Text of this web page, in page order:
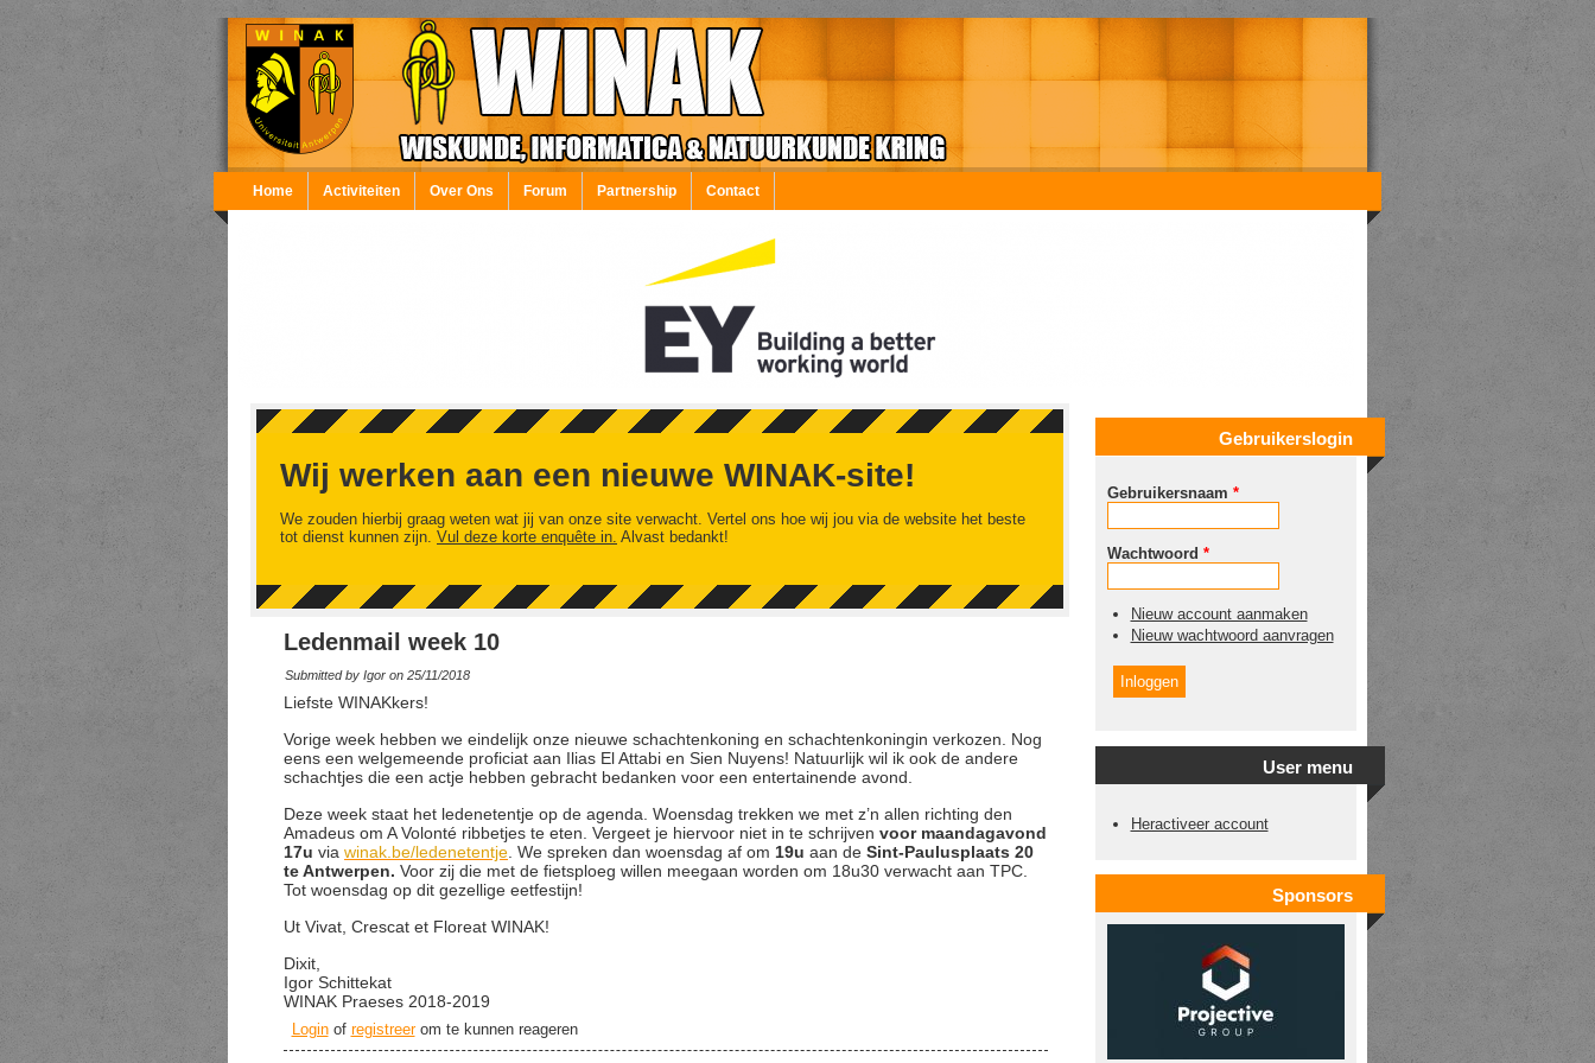
Overslaan en naar de inhoud gaan
Home Activiteiten Over Ons Forum Partnership Contact
Wij werken aan een nieuwe WINAK-site!
We zouden hierbij graag weten wat jij van onze site verwacht. Vertel ons hoe wij jou via de website het beste
tot dienst kunnen zijn. Vul deze korte enquête in. Alvast bedankt!
Ledenmail week 10
Submitted by Igor on 25/11/2018
Liefste WINAKkers!
Vorige week hebben we eindelijk onze nieuwe schachtenkoning en schachtenkoningin verkozen. Nog
eens een welgemeende proficiat aan Ilias El Attabi en Sien Nuyens! Natuurlijk wil ik ook de andere
schachtjes die een actje hebben gebracht bedanken voor een entertainende avond.
Deze week staat het ledenetentje op de agenda. Woensdag trekken we met z’n allen richting den
Amadeus om A Volonté ribbetjes te eten. Vergeet je hiervoor niet in te schrijven voor maandagavond
17u via winak.be/ledenetentje . We spreken dan woensdag af om 19u aan de Sint-Paulusplaats 20
te Antwerpen. Voor zij die met de fietsploeg willen meegaan worden om 18u30 verwacht aan TPC.
Tot woensdag op dit gezellige eetfestijn!
Ut Vivat, Crescat et Floreat WINAK!
Dixit,
Igor Schittekat
WINAK Praeses 2018-2019
Loginof registreerom te kunnen reageren
Gebruikerslogin
Gebruikersnaam *
Wachtwoord *
Nieuw account aanmaken
Nieuw wachtwoord aanvragen
User menu
Heractiveer account
Sponsors